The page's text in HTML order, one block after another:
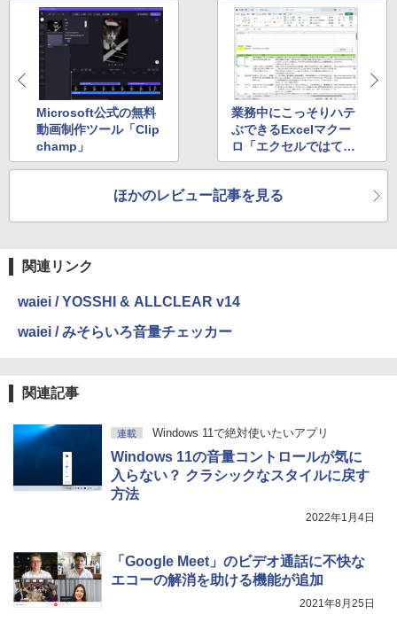
Amazon Kindle Colorsoft | 16GBストレ
ージ、防水、7インチカラーディスプレ
イ、色調調節ライト、最大8週間持続バッ
テリー、広告無し、ブラック (2025年発
売)
New Amazon Kindle Scribe Colorsoft |
レージ、ノート機能搭載、明るさ自動調
Microsoft公式の無料
動画制作ツール「Clip
champ」
業務中にこっそりハテ
ぶできるExcelマクー
ロ「エクセルではてブ
を見るやーつ」
ほかのレビュー記事を見る
関連リンク
waiei / YOSSHI & ALLCLEAR v14
waiei / みそらいろ音量チェッカー
関連記事
連載 Windows 11で絶対使いたいアプリ
Windows 11の音量コントロールが気に
入らない？ クラシックなスタイルに戻す
方法
2022年1月4日
「Google Meet」のビデオ通話に不快な
エコーの解消を助ける機能が追加
2021年8月25日